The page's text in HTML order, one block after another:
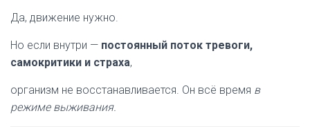
Да, движение нужно.
Но если внутри — постоянный поток тревоги,
самокритики и страха,
организм не восстанавливается. Он всё время в
режиме выживания.